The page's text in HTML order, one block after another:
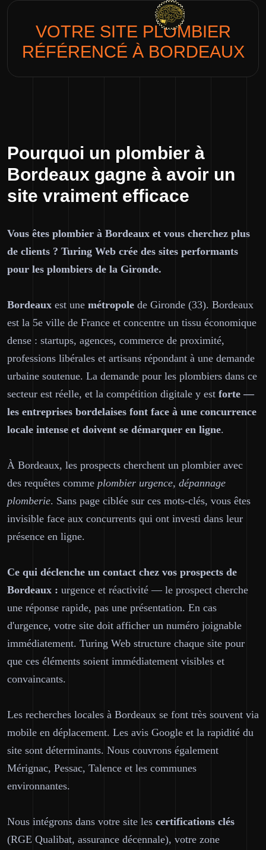
VOTRE SITE PLOMBIER
RÉFÉRENCÉ À BORDEAUX
Pourquoi un plombier à
Bordeaux gagne à avoir un
site vraiment efficace
Vous êtes plombier à Bordeaux et vous cherchez plus
de clients ? Turing Web crée des sites performants
pour les plombiers de la Gironde.
Bordeaux est une métropole de Gironde (33). Bordeaux
est la 5e ville de France et concentre un tissu économique
dense : startups, agences, commerce de proximité,
professions libérales et artisans répondant à une demande
urbaine soutenue. La demande pour les plombiers dans ce
secteur est réelle, et la compétition digitale y est forte —
les entreprises bordelaises font face à une concurrence
locale intense et doivent se démarquer en ligne.
À Bordeaux, les prospects cherchent un plombier avec
des requêtes comme plombier urgence, dépannage
plomberie. Sans page ciblée sur ces mots-clés, vous êtes
invisible face aux concurrents qui ont investi dans leur
présence en ligne.
Ce qui déclenche un contact chez vos prospects de
Bordeaux : urgence et réactivité — le prospect cherche
une réponse rapide, pas une présentation. En cas
d'urgence, votre site doit afficher un numéro joignable
immédiatement. Turing Web structure chaque site pour
que ces éléments soient immédiatement visibles et
convaincants.
Les recherches locales à Bordeaux se font très souvent via
mobile en déplacement. Les avis Google et la rapidité du
site sont déterminants. Nous couvrons également
Mérignac, Pessac, Talence et les communes
environnantes.
Nous intégrons dans votre site les certifications clés
(RGE Qualibat, assurance décennale), votre zone